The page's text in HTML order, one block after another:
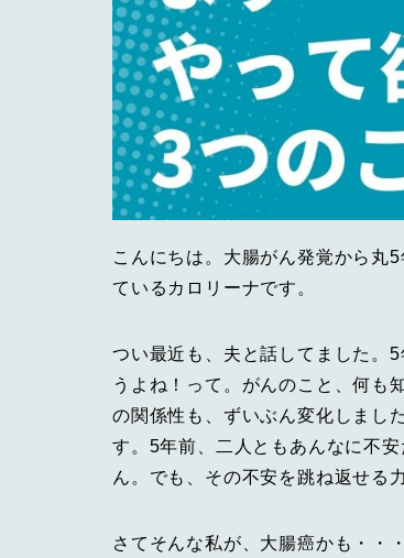
こんにちは。大腸がん発覚から丸
ているカロリーナです。
つい最近も、夫と話してました。
うよね！って。がんのこと、何も
の関係性も、ずいぶん変化しまし
す。5年前、二人ともあんなに不
ん。でも、その不安を跳ね返せる
さてそんな私が、大腸癌かも・・